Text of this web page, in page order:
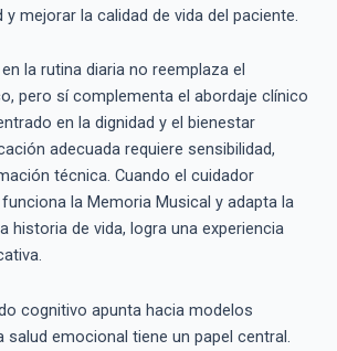
y mejorar la calidad de vida del paciente.
la rutina diaria no reemplaza el
pero sí complementa el abordaje clínico
en la dignidad y el bienestar
adecuada requiere sensibilidad,
técnica. Cuando el cuidador
la Memoria Musical y adapta la
historia de vida, logra una experiencia
cognitivo apunta hacia modelos
salud emocional tiene un papel central.